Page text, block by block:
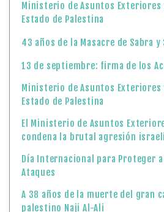
Ministerio de Asuntos Exteriores
Estado de Palestina
43 años de la Masacre de Sabra y
13 de septiembre: firma de los
Ministerio de Asuntos Exteriores
Estado de Palestina
El Ministerio de Asuntos
condena la brutal agresión
Día Internacional para Proteger
Ataques
A 38 años de la muerte del gran
palestino Naji Al-Ali